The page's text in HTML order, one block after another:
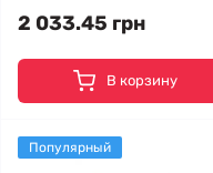
2 033.45 грн
В корзину
Популярный